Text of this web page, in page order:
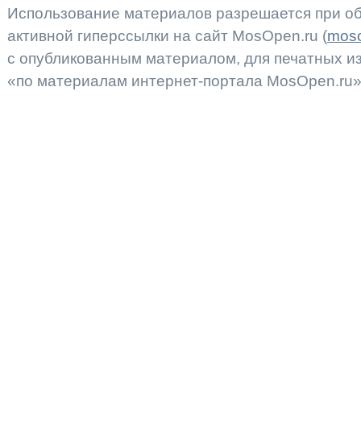
Использование материалов разрешается при
активной гиперссылки на сайт MosOpen.ru (
с опубликованным материалом, для печатных
«по материалам интернет-портала